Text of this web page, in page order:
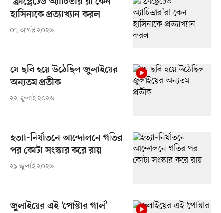
‘ফ্রাস্ট্রেটেড অ্যাচিভার’রা কেন
হাসিনাকে প্রত্যাখ্যান করল
০৭ আগস্ট ২০২৬
যে ছবি হয়ে উঠেছিল জুলাইয়ের
অন্যতম প্রতীক
২২ জুলাই ২০২৬
হত্যা-নির্যাতনে আন্দোলনে গতির
পর কোটা সংস্কার করে রায়
২১ জুলাই ২০২৬
জুলাইয়ের এই ‘পোস্টার গার্ল’